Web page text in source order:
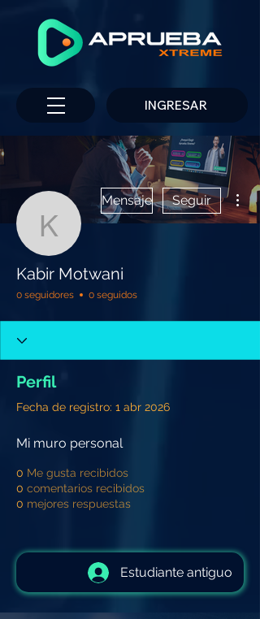
INGRESAR
Kabir Motwani
Mensaje Seguir
Kabir Motwani
0 seguidores 0 seguidos
Perfil
Fecha de registro: 1 abr 2026
Mi muro personal
0 Me gusta recibidos
0 comentarios recibidos
0 mejores respuestas
Estudiante antiguo